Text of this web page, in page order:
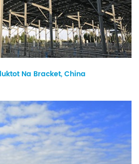
Na Bracket, China